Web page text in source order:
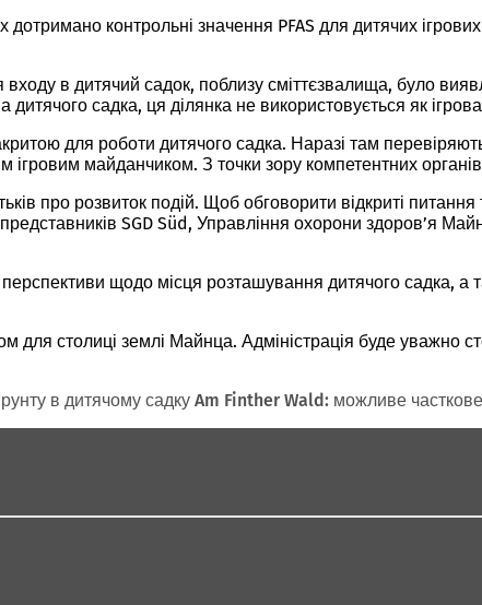
контрольні значення PFAS для дитячих
входу в дитячий садок, поблизу сміттєзвалища, було
садка, ця ділянка не використовується як
для роботи дитячого садка. Наразі там
ігровим майданчиком. З точки зору компетентних
про розвиток подій. Щоб обговорити відкриті
SGD Süd, Управління охорони здоров’я
щодо місця розташування дитячого садка, а
столиці землі Майнца. Адміністрація буде уважно
в дитячому садку Am Finther Wald: можливе